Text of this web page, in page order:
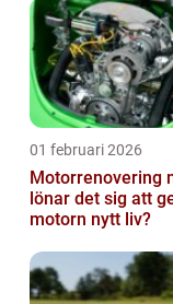
01 februari 2026
Motorrenovering när
lönar det sig att
motorn nytt liv?